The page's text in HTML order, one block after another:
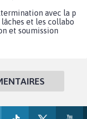
avec la p
et les collabo
et soumission